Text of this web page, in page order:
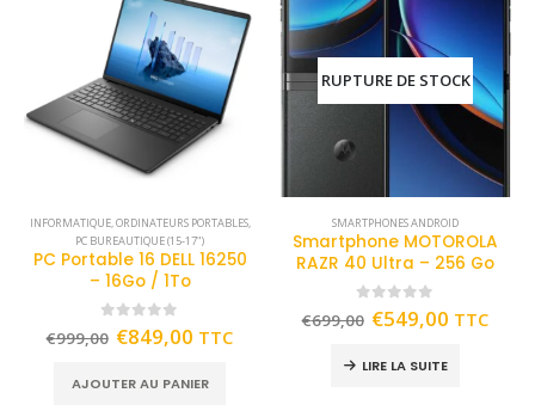
INFORMATIQUE,ORDINATEURS PORTABLES,
PC BUREAUTIQUE (15-17")
PC Portable 16 DELL 16250
– 16Go / 1To
out of 5
€999,00 €849,00 TTC
AJOUTER AU PANIER
RUPTURE DE STOCK
SMARTPHONES ANDROID
Smartphone MOTOROLA
RAZR 40 Ultra – 256 Go
out of 5
€699,00 €549,00 TTC
LIRE LA SUITE